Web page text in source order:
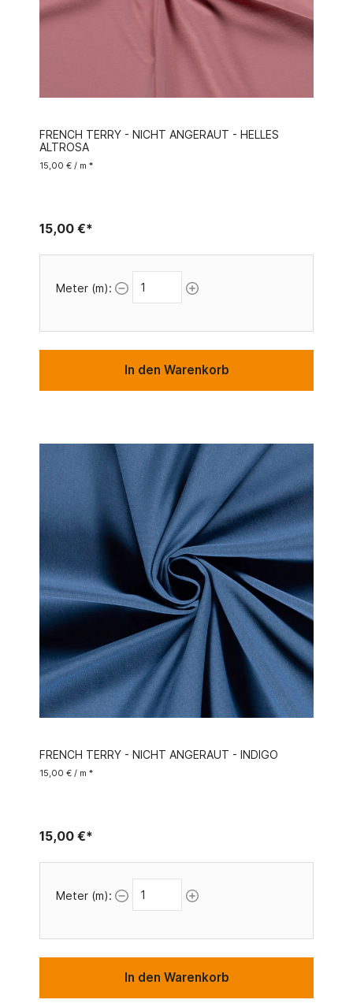
FRENCH TERRY - NICHT ANGERAUT - HELLES
ALTROSA
15,00 € / m *
15,00 €*
Meter (m):
In den Warenkorb
FRENCH TERRY - NICHT ANGERAUT - INDIGO
15,00 € / m *
15,00 €*
Meter (m):
In den Warenkorb